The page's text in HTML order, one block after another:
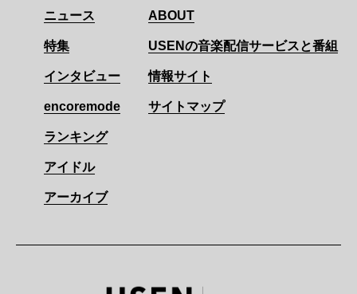
ニュース
特集
インタビュー
encoremode
ランキング
アイドル
アーカイブ
ABOUT
USENの音楽配信サービスと番組
情報サイト
サイトマップ